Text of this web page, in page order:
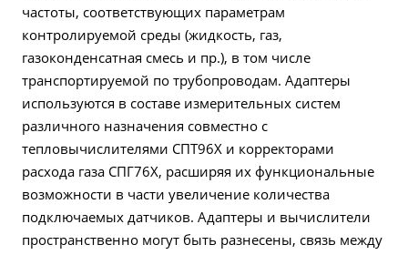
частоты, соответствующих параметрам
контролируемой среды (жидкость, газ,
газоконденсатная смесь и пр.), в том числе
транспортируемой по трубопроводам. Адаптеры
используются в составе измерительных систем
различного назначения совместно с
тепловычислителями СПТ96Х и корректорами
расхода газа СПГ76Х, расширяя их функциональные
возможности в части увеличение количества
подключаемых датчиков. Адаптеры и вычислители
пространственно могут быть разнесены, связь между